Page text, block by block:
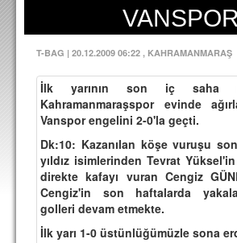
A TAKIM KADROSU
TEKNİK KADRO
TRANSFERLER
TARAFTAR
BİLETLER
DEPLASMAN
LİSANSLI ÜRÜNLER
VANSPOR
T-BAG | 20.12.2009 06:22 , KAHRAMANMARAŞ
İlk yarının son iç saha
Kahramanmaraşspor evinde
Vanspor engelini 2-0'la geçti.
Dk:10: Kazanılan köşe vuruşu
yıldız isimlerinden Tevrat
direkte kafayı vuran Cengiz
Cengiz'in son haftalarda
golleri devam etmekte.
İlk yarı 1-0 üstünlüğümüzle sona